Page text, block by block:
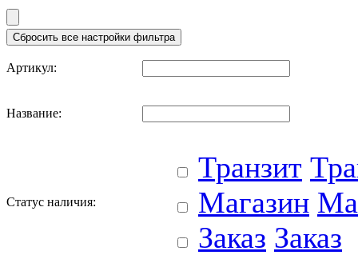
Артикул:
Название:
Статус наличия:
Транзит
Магазин
Заказ Заказ